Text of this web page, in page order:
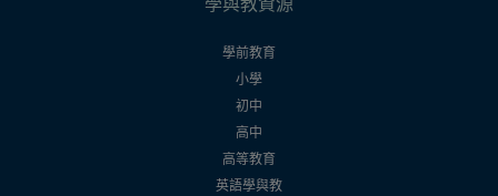
學前教育
小學
初中
高中
高等教育
英語學與教